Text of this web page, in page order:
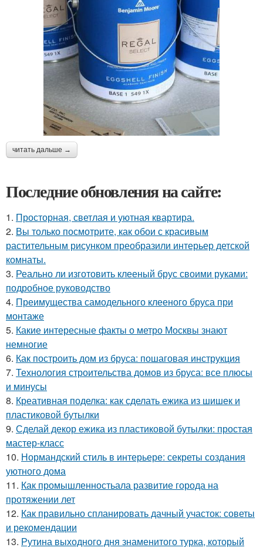
читать дальше →
Последние обновления на сайте:
1. Просторная, светлая и уютная квартира.
2. Вы только посмотрите, как обои с красивым
растительным рисунком преобразили интерьер детской
комнаты.
3. Реально ли изготовить клееный брус своими руками:
подробное руководство
4. Преимущества самодельного клееного бруса при
монтаже
5. Какие интересные факты о метро Москвы знают
немногие
6. Как построить дом из бруса: пошаговая инструкция
7. Технология строительства домов из бруса: все плюсы
и минусы
8. Креативная поделка: как сделать ежика из шишек и
пластиковой бутылки
9. Сделай декор ежика из пластиковой бутылки: простая
мастер-класс
10. Нормандский стиль в интерьере: секреты создания
уютного дома
11. Как промышленностьала развитие города на
протяжении лет
12. Как правильно спланировать дачный участок: советы
и рекомендации
13. Рутина выходного дня знаменитого турка, который